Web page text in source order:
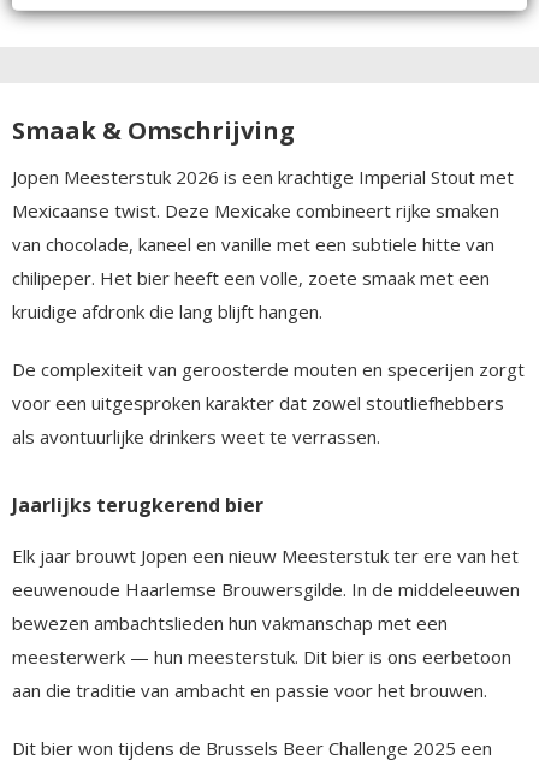
Smaak & Omschrijving
Jopen Meesterstuk 2026 is een krachtige Imperial Stout met
Mexicaanse twist. Deze Mexicake combineert rijke smaken
van chocolade, kaneel en vanille met een subtiele hitte van
chilipeper. Het bier heeft een volle, zoete smaak met een
kruidige afdronk die lang blijft hangen.
De complexiteit van geroosterde mouten en specerijen zorgt
voor een uitgesproken karakter dat zowel stoutliefhebbers
als avontuurlijke drinkers weet te verrassen.
Jaarlijks terugkerend bier
Elk jaar brouwt Jopen een nieuw Meesterstuk ter ere van het
eeuwenoude Haarlemse Brouwersgilde. In de middeleeuwen
bewezen ambachtslieden hun vakmanschap met een
meesterwerk — hun meesterstuk. Dit bier is ons eerbetoon
aan die traditie van ambacht en passie voor het brouwen.
Dit bier won tijdens de Brussels Beer Challenge 2025 een